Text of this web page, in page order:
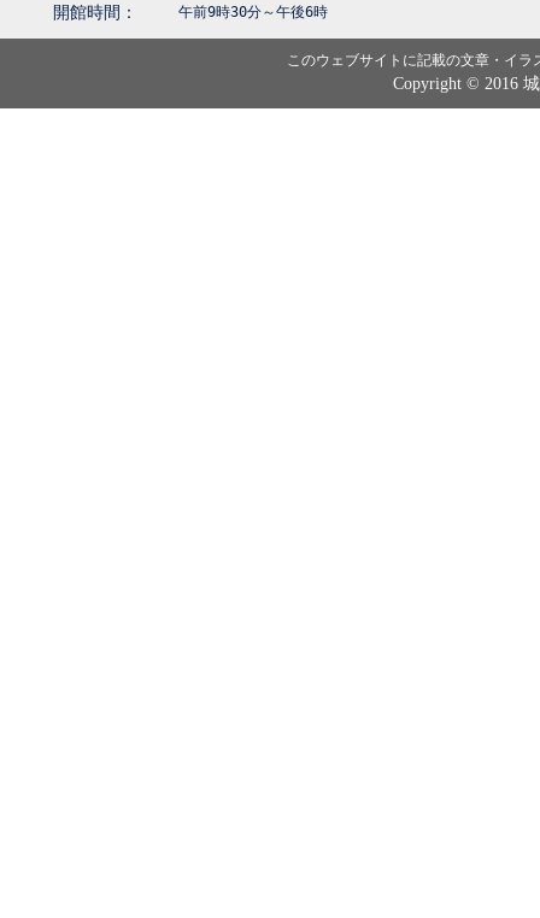
開館時間： 午前9時30分～午後6時
このウェブサイトに記載の文章・イ
Copyright © 2016